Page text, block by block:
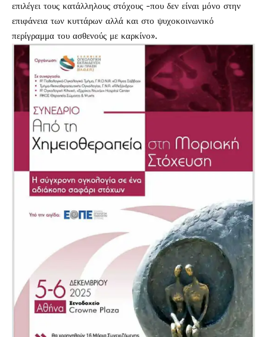
επιλέγει τους κατάλληλους στόχους -που δεν είναι μόνο στην
επιφάνεια των κυττάρων αλλά και στο ψυχοκοινωνικό
περίγραμμα του ασθενούς με καρκίνο».